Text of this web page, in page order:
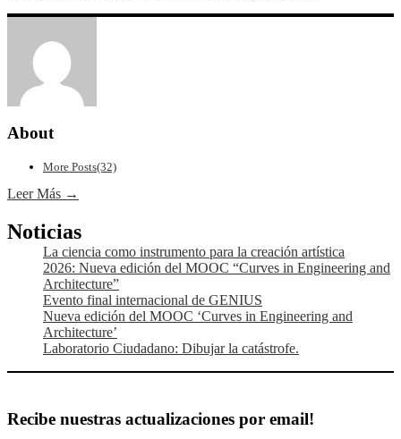
About
More Posts(32)
Leer Más →
La ciencia como instrumento para la creación artística
2026: Nueva edición del MOOC “Curves in Engineering and
Architecture”
Evento final internacional de GENIUS
Nueva edición del MOOC ‘Curves in Engineering and
Architecture’
Laboratorio Ciudadano: Dibujar la catástrofe.